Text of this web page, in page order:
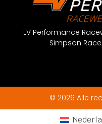
LV Performance
Simpson
© 2026 Alle